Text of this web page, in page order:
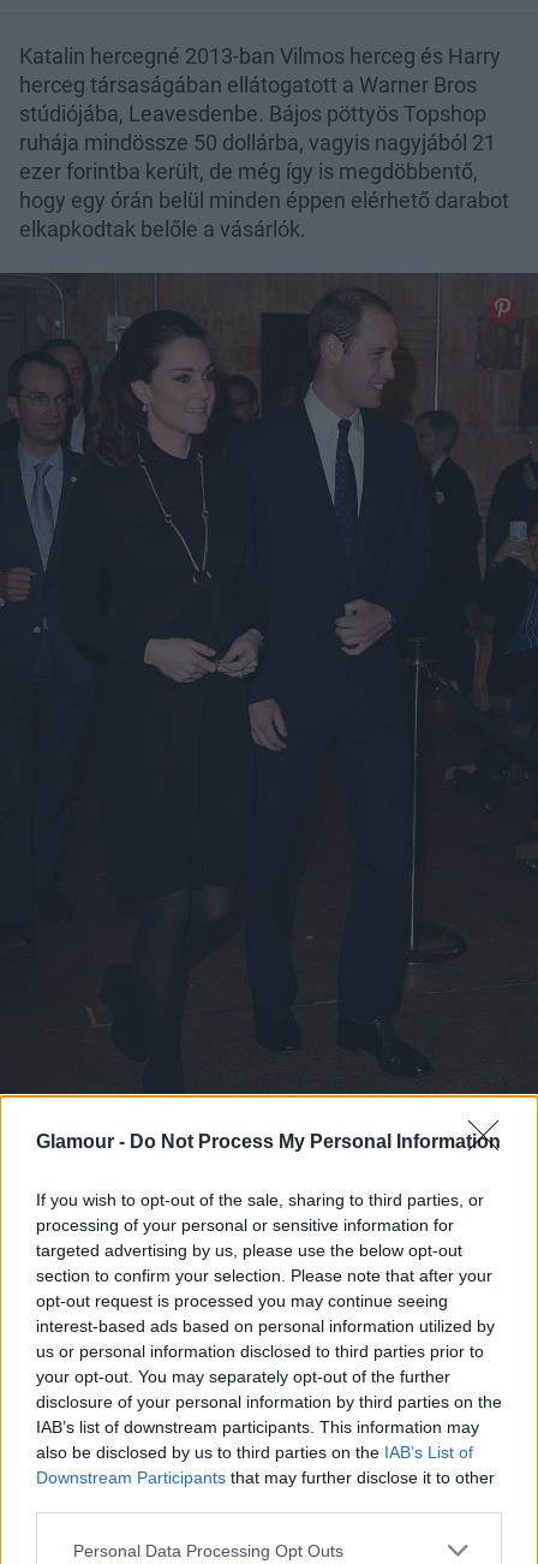
Glamour - Do Not Process My Personal Information
If you wish to opt-out of the sale, sharing to third parties, or
processing of your personal or sensitive information for
targeted advertising by us, please use the below opt-out
section to confirm your selection. Please note that after your
opt-out request is processed you may continue seeing
interest-based ads based on personal information utilized by
us or personal information disclosed to third parties prior to
your opt-out. You may separately opt-out of the further
disclosure of your personal information by third parties on the
IAB’s list of downstream participants. This information may
also be disclosed by us to third parties on the IAB’s List of
Downstream Participants that may further disclose it to other
Please note that this website/app uses one or more Google
Personal Data Processing Opt Outs
Katalin hercegné 2013-ban Vilmos herceg és Harry
herceg társaságában ellátogatott a Warner Bros
stúdiójába, Leavesdenbe. Bájos pöttyös Topshop
ruhája mindössze 50 dollárba, vagyis nagyjából 21
ezer forintba került, de még így is megdöbbentő,
hogy egy órán belül minden éppen elérhető darabot
elkapkodtak belőle a vásárlók.
Ki mondta, hogy egy hercegné nem tud felöltözni 60
dollárból?
Fotó:Getty Images/Samir Hussein/Pool/WireImage
Katalin hercegné és Vilmos herceg is megjelent a
Creativity is GREAT fogadásán 2014-ben, New
Yorkban. A hercegné az alkalomra kedvence
kismama márkájától, a Seraphine-tól választott egy
59 dolláros, vagyis nagyjából 24 ezer forintos fekete
garbós ruhát.